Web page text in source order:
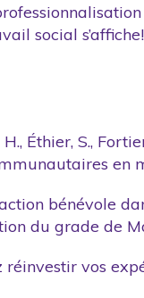
social
Éthier, S.,
du grade de
vos